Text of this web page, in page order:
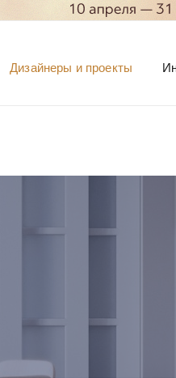
Дизайнеры и проекты